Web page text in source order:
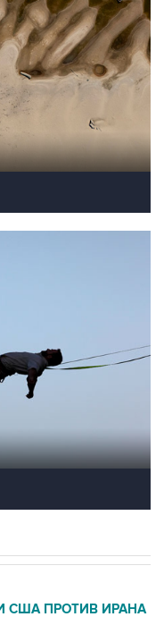
США ПРОТИВ ИРАНА